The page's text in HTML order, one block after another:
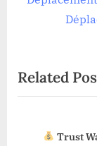
s
P
P
o
Related
Trust